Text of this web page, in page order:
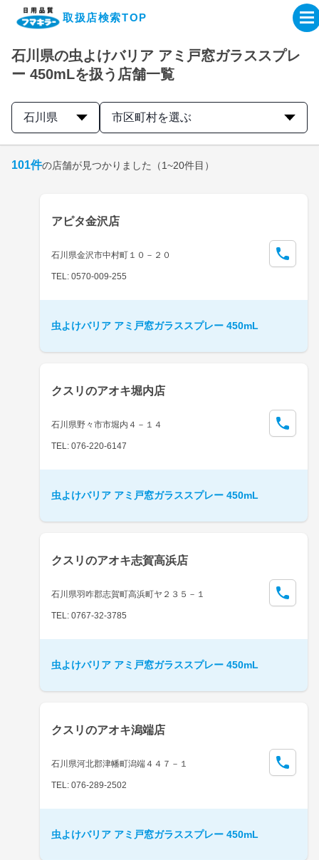
取扱店検索TOP
企業・IR情報サイト
製品情報サイト
取扱店検索はこちら
石川県の虫よけバリア アミ戸窓ガラススプレ
ー 450mLを扱う店舗一覧
石川県 市区町村を選ぶ
101件の店舗が見つかりました （1~20件目）
アピタ金沢店
石川県金沢市中村町１０－２０
TEL: 0570-009-255
虫よけバリア アミ戸窓ガラススプレー 450mL
クスリのアオキ堀内店
石川県野々市市堀内４－１４
TEL: 076-220-6147
虫よけバリア アミ戸窓ガラススプレー 450mL
クスリのアオキ志賀高浜店
石川県羽咋郡志賀町高浜町ヤ２３５－１
TEL: 0767-32-3785
虫よけバリア アミ戸窓ガラススプレー 450mL
クスリのアオキ潟端店
石川県河北郡津幡町潟端４４７－１
TEL: 076-289-2502
虫よけバリア アミ戸窓ガラススプレー 450mL